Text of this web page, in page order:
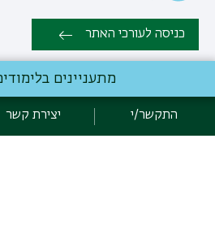
כניסה לעורכי האתר
כל הזכויות שמורות המחלקה ללימודים
7384027 |
יצירת קשר
מתעניינים
התקשר/י יצירת קשר